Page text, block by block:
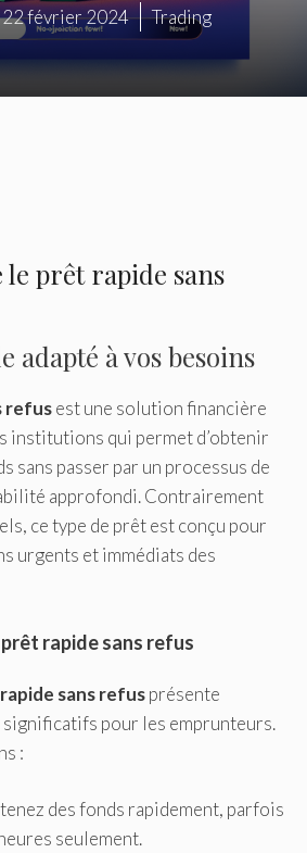
22 février 2024 Trading
le prêt rapide sans
adapté à vos besoins
refusest une solution financière
institutions qui permet d’obtenir
sans passer par un processus de
approfondi. Contrairement
ce type de prêt est conçu pour
urgents et immédiats des
rapide sans refus
sans refusprésente
significatifs pour les emprunteurs.
:
des fonds rapidement, parfois
seulement.